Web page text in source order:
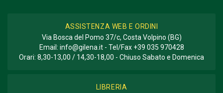
ASSISTENZA WEB E ORDINI
Via Bosca del Pomo 37/c, Costa Volpino (BG)
Email: info@gilena.it- Tel/Fax +39 035 970428
Orari: 8,30-13,00 / 14,30-18,00 - Chiuso Sabato e Domenica
LIBRERIA